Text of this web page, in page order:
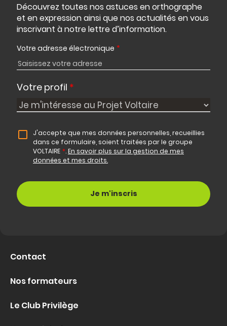
Découvrez toutes nos astuces en orthographe
et en expression ainsi que nos actualités en vous
inscrivant à notre lettre d’information.
Votre adresse électronique *
Votre profil *
J'accepte que mes données personnelles, recueillies
dans ce formulaire, soient traitées par le groupe
VOLTAIRE *.En savoir plus sur la gestion de mes
données et mes droits.
Contact
Nos formateurs
Le Club Privilège